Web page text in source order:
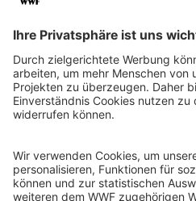
WWF Deutschland
Reinhardtstr. 18
10117 Berlin
Ihre Spende kann steuerlich
Registriert als Stiftung WWF